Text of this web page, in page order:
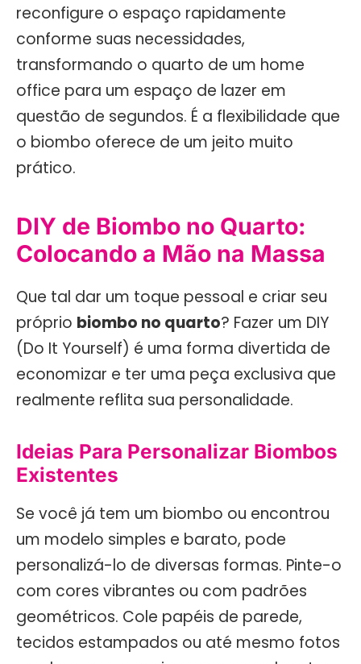
reconfigure o espaço rapidamente
conforme suas necessidades,
transformando o quarto de um home
office para um espaço de lazer em
questão de segundos. É a flexibilidade que
o biombo oferece de um jeito muito
prático.
DIY de Biombo no Quarto:
Colocando a Mão na Massa
Que tal dar um toque pessoal e criar seu
próprio biombo no quarto? Fazer um DIY
(Do It Yourself) é uma forma divertida de
economizar e ter uma peça exclusiva que
realmente reflita sua personalidade.
Ideias Para Personalizar Biombos
Existentes
Se você já tem um biombo ou encontrou
um modelo simples e barato, pode
personalizá-lo de diversas formas. Pinte-o
com cores vibrantes ou com padrões
geométricos. Cole papéis de parede,
tecidos estampados ou até mesmo fotos